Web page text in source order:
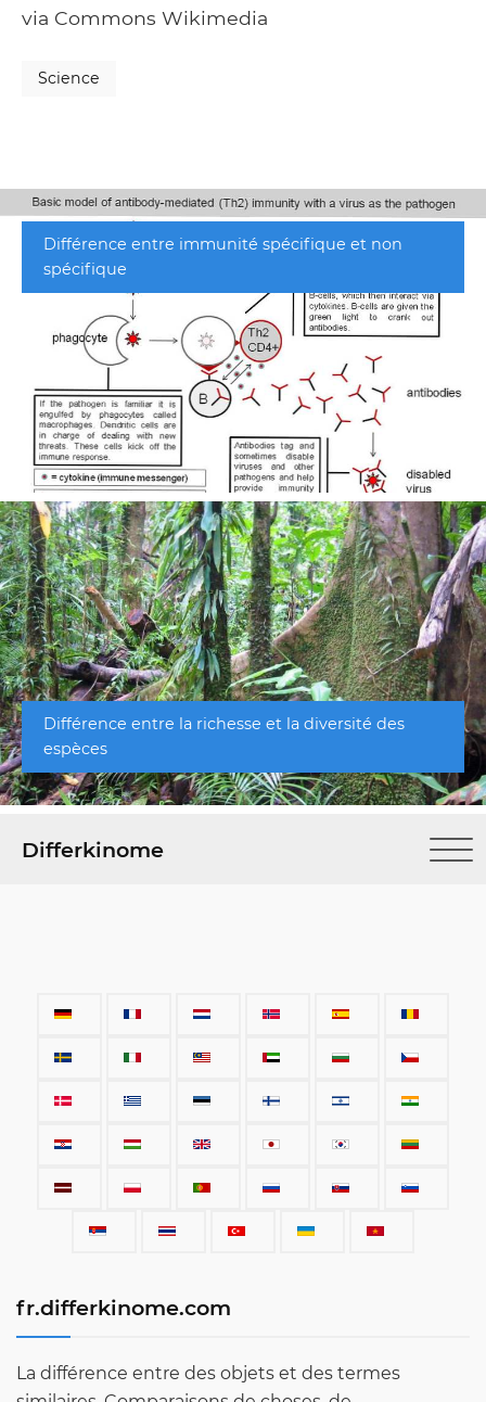
via Commons Wikimedia
Science
Différence entre immunité spécifique et non
spécifique
Différence entre la richesse et la diversité des
espèces
Differkinome
fr.differkinome.com
La différence entre des objets et des termes